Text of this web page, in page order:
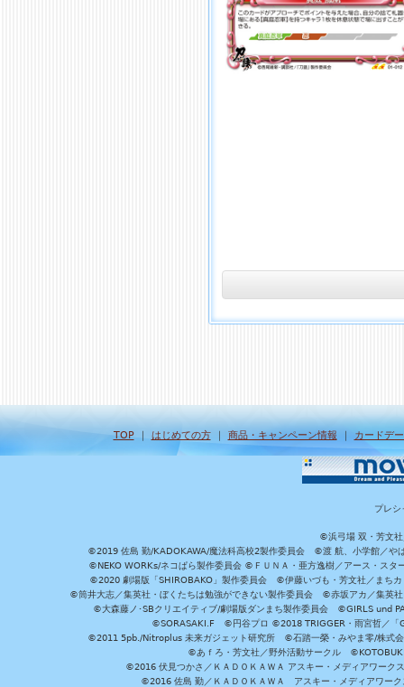
TOP｜ はじめての方｜ 商品・キャンペーン情報 ｜ カードデ
プレシ
©浜弓場 双・芳文社
©2019 佐島 勤/KADOKAWA/魔法科高校2製作委員会 ©渡 航、小学館／や
©NEKO WORKs/ネコぱら製作委員会 ©ＦＵＮＡ・亜方逸樹／アース・ス
©2020 劇場版「SHIROBAKO」製作委員会 ©伊藤いづも・芳文社／まち
©筒井大志／集英社・ぼくたちは勉強ができない製作委員会 ©赤坂アカ／集英
©大森藤ノ･SBクリエイティブ/劇場版ダンまち製作委員会 ©GIRLS und
©SORASAKI.F ©円谷プロ ©2018 TRIGGER・雨宮哲／
©2011 5pb./Nitroplus 未来ガジェット研究所 ©石踏一榮・みやま零/株式
©あｆろ・芳文社／野外活動サークル
©2016 伏見つかさ／ＫＡＤＯＫＡＷＡ アスキー・メディアワー
©2016 佐島 勤／ＫＡＤＯＫＡＷＡ アスキー・メディアワ